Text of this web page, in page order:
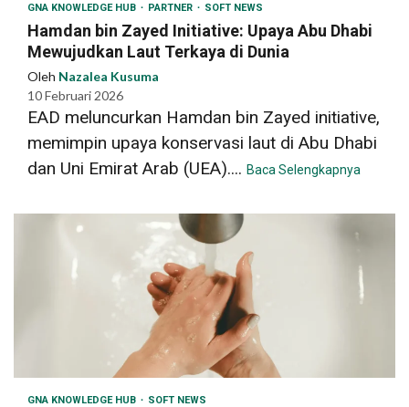
GNA KNOWLEDGE HUB PARTNER SOFT NEWS
Hamdan bin Zayed Initiative: Upaya Abu Dhabi
Mewujudkan Laut Terkaya di Dunia
Oleh Nazalea Kusuma
10 Februari 2026
EAD meluncurkan Hamdan bin Zayed initiative,
memimpin upaya konservasi laut di Abu Dhabi
dan Uni Emirat Arab (UEA).... Baca Selengkapnya
GNA KNOWLEDGE HUB SOFT NEWS